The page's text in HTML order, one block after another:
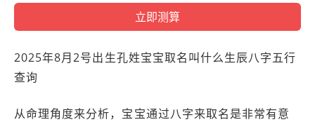
2025年8月2号出生孔姓宝宝取名叫什么生辰八字五行
查询
从命理角度来分析，宝宝通过八字来取名是非常有意